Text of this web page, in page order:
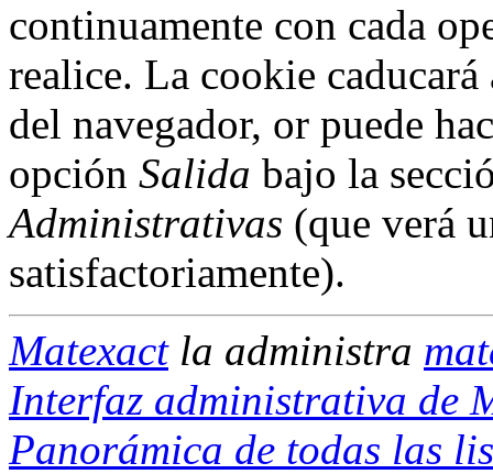
continuamente con cada
realice. La cookie
del navegador, or puede
opción Salida bajo la
Administrativas (que verá
satisfactoriamente).
Matexactla administra
Interfaz administrativa de
Panorámica de todas las